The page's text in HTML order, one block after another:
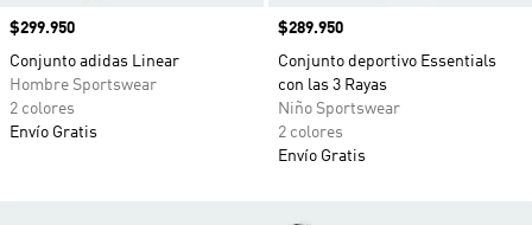
Precio
$299.950
Conjunto adidas Linear
Hombre Sportswear
2 colores
Envío Gratis
Precio
$289.950
Conjunto deportivo Essentials
con las 3 Rayas
Niño Sportswear
2 colores
Envío Gratis